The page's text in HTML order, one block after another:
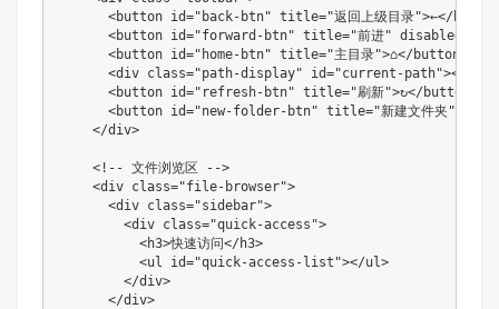
<button id="back-btn" title="返回上级目录">←</
<button id="forward-btn" title="前进" disabled>→</
      <button id="home-btn" title="主目录">⌂</button>
      <div class="path-display" id="current-path"></div>
      <button id="refresh-btn" title="刷新">↻</button>
<button id="new-folder-btn" title="新建文件夹">+ 文
    </div>
    <!-- 文件浏览区 -->
    <div class="file-browser">
      <div class="sidebar">
        <div class="quick-access">
          <h3>快速访问</h3>
          <ul id="quick-access-list"></ul>
        </div>
      </div>